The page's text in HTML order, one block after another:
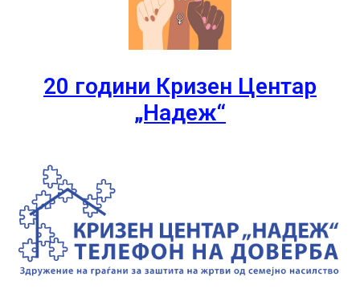
20 години Кризен Центар
„Надеж“